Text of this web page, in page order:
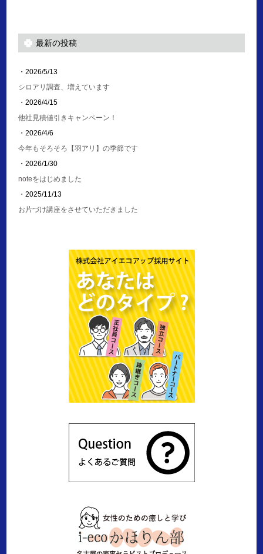
最新の投稿
・2026/5/13
シロアリ調査、増えています
・2026/4/15
他社見積値引きキャンペーン！
・2026/4/6
今年もそろそろ【羽アリ】の季節です
・2026/1/30
noteをはじめました
・2025/11/13
お片づけ講座をさせていただきました